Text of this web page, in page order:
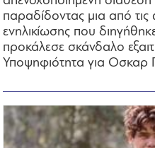
παραδίδοντας μια από τις
ενηλικίωσης που
προκάλεσε σκάνδαλο
Υποψηφιότητα για Οσκαρ